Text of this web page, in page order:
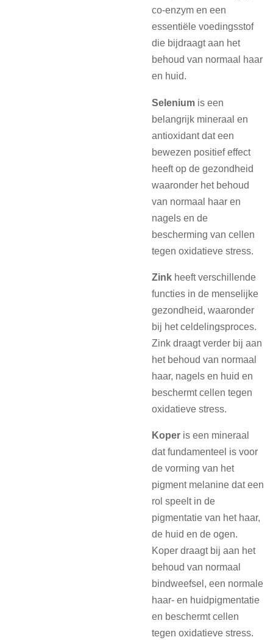
co-enzym en een
essentiële voedingsstof
die bijdraagt aan het
behoud van normaal haar
en huid.
Selenium is een
belangrijk mineraal en
antioxidant dat een
bewezen positief effect
heeft op de gezondheid
waaronder het behoud
van normaal haar en
nagels en de
bescherming van cellen
tegen oxidatieve stress.
Zink heeft verschillende
functies in de menselijke
gezondheid, waaronder
bij het celdelingsproces.
Zink draagt verder bij aan
het behoud van normaal
haar, nagels en huid en
beschermt cellen tegen
oxidatieve stress.
Koper is een mineraal
dat fundamenteel is voor
de vorming van het
pigment melanine dat een
rol speelt in de
pigmentatie van het haar,
de huid en de ogen.
Koper draagt bij aan het
behoud van normaal
bindweefsel, een normale
haar- en huidpigmentatie
en beschermt cellen
tegen oxidatieve stress.